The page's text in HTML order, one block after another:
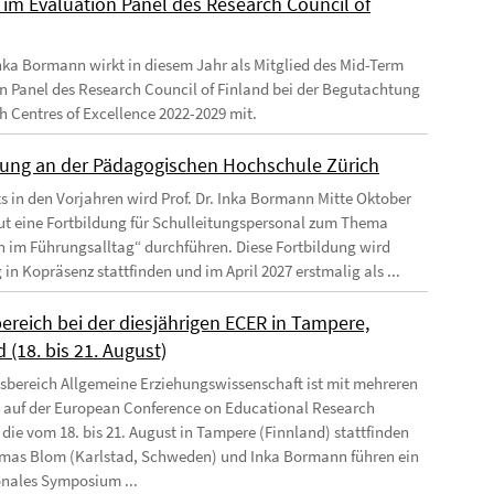
Bormann wirkt in diesem Jahr als Mitglied des Mid-Term
Panel des Research Council of Finland bei der Begutachtung
Centres of Excellence 2022-2029 mit.
an der Pädagogischen Hochschule Zürich
in den Vorjahren wird Prof. Dr. Inka Bormann Mitte Oktober
eine Fortbildung für Schulleitungspersonal zum Thema
im Führungsalltag“ durchführen. Diese Fortbildung wird
Kopräsenz stattfinden und im April 2027 erstmalig als ...
bei der diesjährigen ECER in Tampere,
(18. bis 21. August)
Allgemeine Erziehungswissenschaft ist mit mehreren
der European Conference on Educational Research
vom 18. bis 21. August in Tampere (Finnland) stattfinden
Blom (Karlstad, Schweden) und Inka Bormann führen ein
Symposium ...